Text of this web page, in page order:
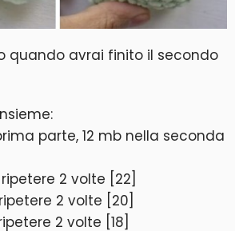
quando avrai finito il secondo
parte, 12 mb nella seconda
2 volte [22]
2 volte [20]
2 volte [18]